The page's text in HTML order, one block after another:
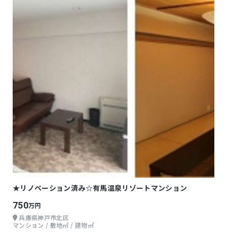
★リノベーション済み☆有馬温泉リゾートマンション
750万円
兵庫県神戸市北区
マンション / 敷地㎡ / 建物㎡